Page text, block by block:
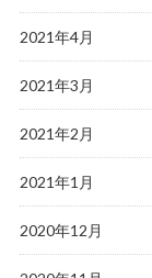
2021年4月
2021年3月
2021年2月
2021年1月
2020年12月